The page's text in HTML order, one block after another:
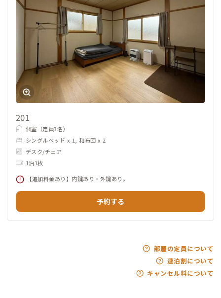
201
個室（定員3名）
シングルベッド x 1, 和布団 x 2
デスク/チェア
1泊1枚
【追加料金あり】内鍵あり・外鍵あり。
予約する
部屋の定員について
連泊割について
キャンセル料について